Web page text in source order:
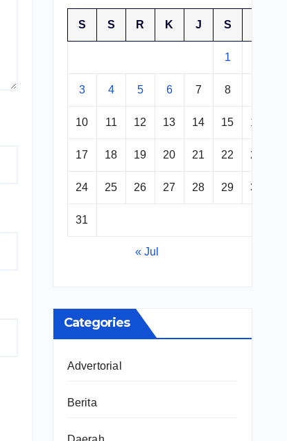
S S R K J S
1
3 4 5 6 7 8
10 11 12 13 14 15 16
17 18 19 20 21 22 23
24 25 26 27 28 29 30
31
« Jul
Categories
Advertorial
Berita